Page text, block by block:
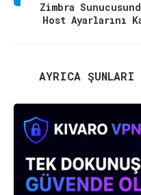
Zimbra
Host Ayarlarını
AYRICA